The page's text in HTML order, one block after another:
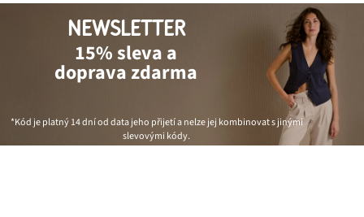
NEWSLETTER
15% sleva a
doprava zdarma
*Kód je platný 14 dní od data jeho přijetí a nelze jej kombinovat s jinými
slevovými kódy.